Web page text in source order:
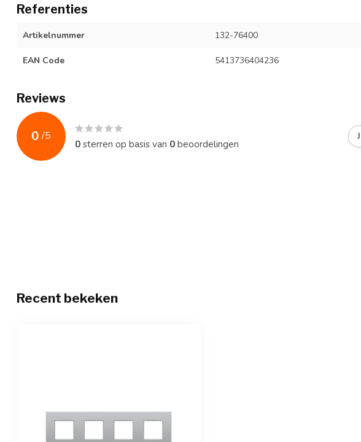
Referenties
Artikelnummer 132-76400
EAN Code 5413736404236
Reviews
0 /5
0sterren op basis van 0beoordelingen
Recent bekeken